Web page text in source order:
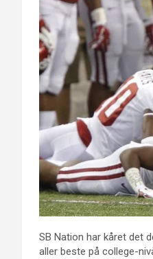
SB Nation har kåret det
aller beste på college-